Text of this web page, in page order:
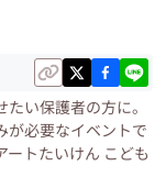
い保護者の方に。
が必要なイベントで
ートたいけん こども